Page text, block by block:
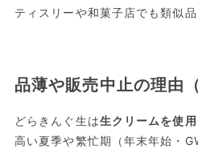
ティスリーや和菓子店でも類似
品薄や販売中止の理由
どらきんぐ生は生クリームを使
高い夏季や繁忙期（年末年始・